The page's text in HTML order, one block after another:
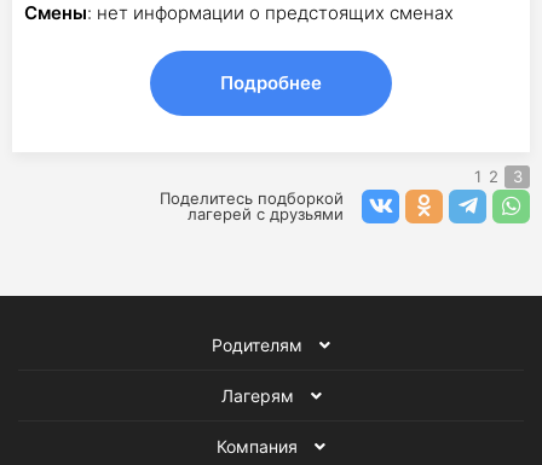
Смены: нет информации о предстоящих сменах
Подробнее
1 2
3
Поделитесь подборкой
лагерей с друзьями
Родителям
Лагерям
Компания